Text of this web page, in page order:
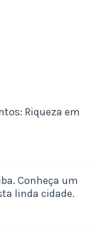
Riqueza em
Conheça um
linda cidade.